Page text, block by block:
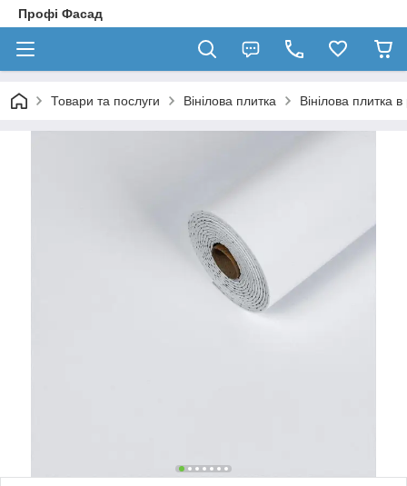
Профі Фасад
Товари та послуги Вінілова плитка Вінілова плитка в